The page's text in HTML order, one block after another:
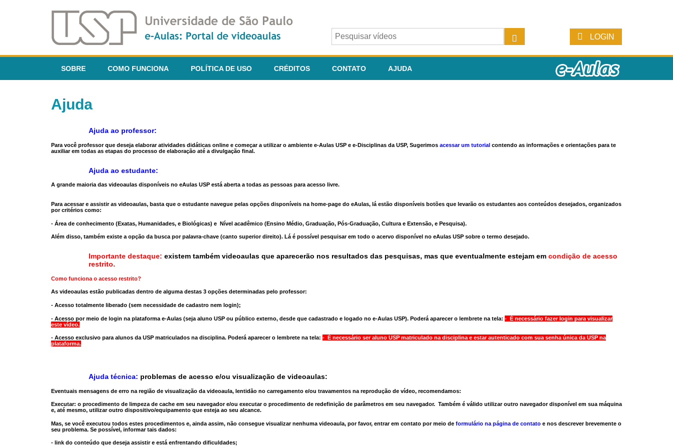
LOGIN
SOBRE COMO FUNCIONA POLÍTICA DE USO CRÉDITOS CONTATO AJUDA
Ajuda
Ajuda ao professor:
Para você professor que deseja elaborar atividades didáticas online e começar a utilizar o ambiente e-Aulas USP e e-Disciplinas da USP, Sugerimos acessar um tutorial contendo as informações e orientações para te
auxiliar em todas as etapas do processo de elaboração até a divulgação final.
Ajuda ao estudante:
A grande maioria das videoaulas disponíveis no eAulas USP está aberta a todas as pessoas para acesso livre.
Para acessar e assistir as videoaulas, basta que o estudante navegue pelas opções disponíveis na home-page do eAulas, lá estão disponíveis botões que levarão os estudantes aos conteúdos desejados, organizados
por critérios como:
- Área de conhecimento (Exatas, Humanidades, e Biológicas) e Nível acadêmico (Ensino Médio, Graduação, Pós-Graduação, Cultura e Extensão, e Pesquisa).
Além disso, também existe a opção da busca por palavra-chave (canto superior direito). Lá é possível pesquisar em todo o acervo disponível no eAulas USP sobre o termo desejado.
Importante destaque: existem também videoaulas que aparecerão nos resultados das pesquisas, mas que eventualmente estejam em condição de acesso
restrito.
Como funciona o acesso restrito?
As videoaulas estão publicadas dentro de alguma destas 3 opções determinadas pelo professor:
- Acesso totalmente liberado (sem necessidade de cadastro nem login);
- Acesso por meio de login na plataforma e-Aulas (seja aluno USP ou público externo, desde que cadastrado e logado no e-Aulas USP). Poderá aparecer o lembrete na tela: - É necessário fazer login para visualizar
este vídeo.
- Acesso exclusivo para alunos da USP matriculados na disciplina. Poderá aparecer o lembrete na tela: - É necessário ser aluno USP matriculado na disciplina e estar autenticado com sua senha única da USP na
plataforma.
Ajuda técnica: problemas de acesso e/ou visualização de videoaulas:
Eventuais mensagens de erro na região de visualização da videoaula, lentidão no carregamento e/ou travamentos na reprodução de vídeo, recomendamos:
Executar: o procedimento de limpeza de cache em seu navegador e/ou executar o procedimento de redefinição de parâmetros em seu navegador. Também é válido utilizar outro navegadordisponível em sua máquina
e, até mesmo, utilizar outro dispositivo/equipamento que esteja ao seu alcance.
Mas, se você executou todos estes procedimentos e, ainda assim, não consegue visualizar nenhuma videoaula, por favor, entrar em contato por meio de formulário na página de contato e nos descrever brevemente o
seu problema. Se possível, informar tais dados:
- link do conteúdo que deseja assistir e está enfrentando dificuldades;